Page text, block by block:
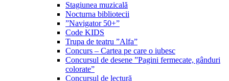
Stagiunea muzicală
Nocturna bibliotecii
”Navigator 50+”
Code KIDS
Trupa de teatru ”Alfa”
Concurs – Cartea pe care o iubesc
Concursul de desene ”Pagini fermecate, gânduri
colorate”
Concursul de lectură